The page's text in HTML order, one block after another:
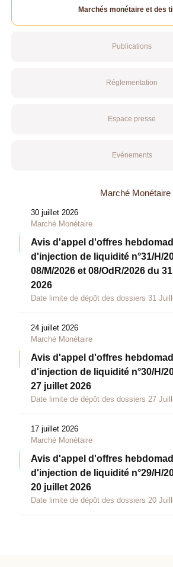
Marchés monétaire et des
Publications
Réglementation
Espace presse
Evénements
Marché Monétaire
30 juillet 2026
Marché Monétaire
Avis d'appel d'offres
d'injection de liquidité n°31/H/
08/M/2026 et 08/OdR/2026 du
2026
Date limite de dépôt des dossiers 31
24 juillet 2026
Marché Monétaire
Avis d'appel d'offres
d'injection de liquidité n°30/H/
27 juillet 2026
Date limite de dépôt des dossiers 27
17 juillet 2026
Marché Monétaire
Avis d'appel d'offres
d'injection de liquidité n°29/H/
20 juillet 2026
Date limite de dépôt des dossiers 20